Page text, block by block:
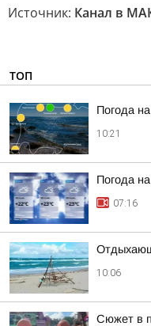
Источник: Канал в
ТОП
Погода
10:21
Погода на
07:16
10:06
Сюжет в